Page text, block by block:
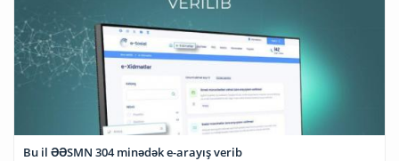
Bu il ƏƏSMN 304 minədək e-arayış verib